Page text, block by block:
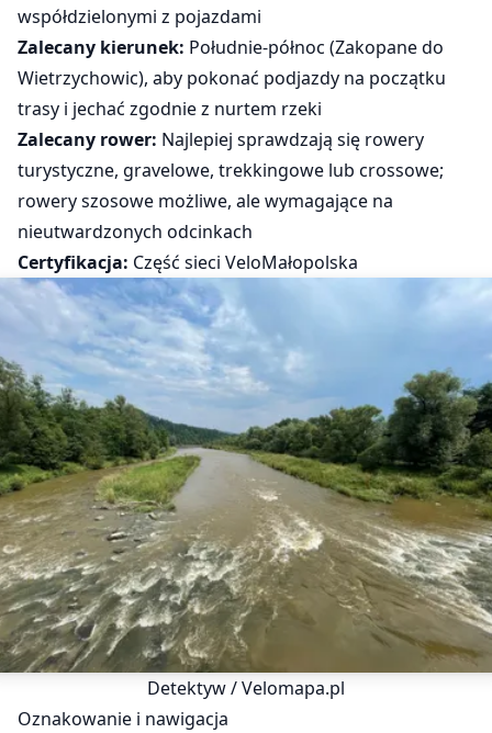
współdzielonymi z pojazdami
Zalecany kierunek: Południe-północ (Zakopane do
Wietrzychowic), aby pokonać podjazdy na początku
trasy i jechać zgodnie z nurtem rzeki
Zalecany rower: Najlepiej sprawdzają się rowery
turystyczne, gravelowe, trekkingowe lub crossowe;
rowery szosowe możliwe, ale wymagające na
nieutwardzonych odcinkach
Certyfikacja: Część sieci VeloMałopolska
Detektyw / Velomapa.pl
Oznakowanie i nawigacja